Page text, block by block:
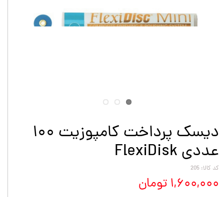
دیسک پرداخت کامپوزیت ۱۰۰
عددی FlexiDisk
کد کالا: 205
۱,۶۰۰,۰۰۰ تومان